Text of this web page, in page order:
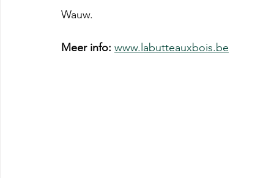
Wauw.
Meer info: www.labutteauxbois.be